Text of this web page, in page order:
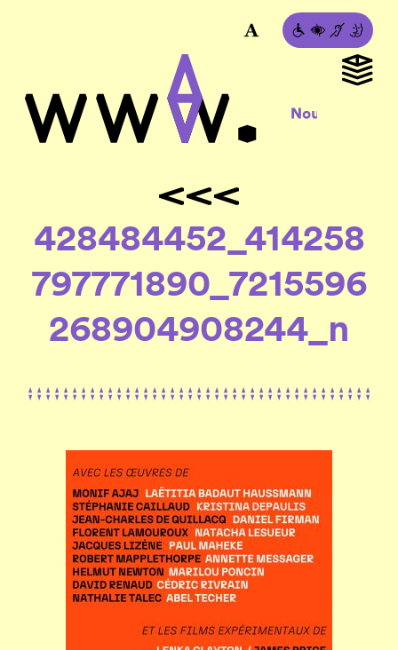
428484452_414258
797771890_7215596
268904908244_n